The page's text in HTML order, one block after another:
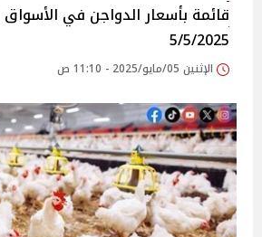
5/5/2025
الإثنين 05/مايو/2025 - 11:10 ص